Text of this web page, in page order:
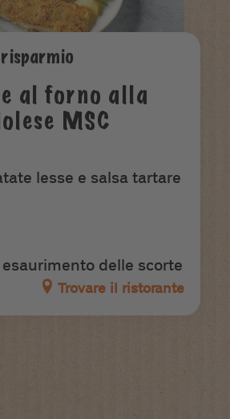
risparmio
al forno alla
MSC
lesse e salsa tartare
esaurimento delle scorte
Trovare il ristorante